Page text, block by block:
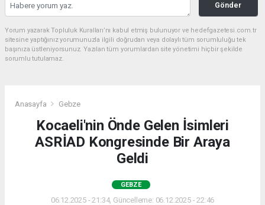
Gönder
Yorum yazarak Topluluk Kuralları’nı kabul etmiş bulunuyor ve hedefgazetesi.com.tr
sitesine yaptığınız yorumunuzla ilgili doğrudan veya dolaylı tüm sorumluluğu tek
başınıza üstleniyorsunuz. Yazılan tüm yorumlardan site yönetimi hiçbir şekilde
sorumlu tutulamaz.
Anasayfa Gebze
Kocaeli'nin Önde Gelen İsimleri
ASRİAD Kongresinde Bir Araya
Geldi
GEBZE
06.12.2025 - 21:34, Güncelleme: 06.12.2025 - 22:46